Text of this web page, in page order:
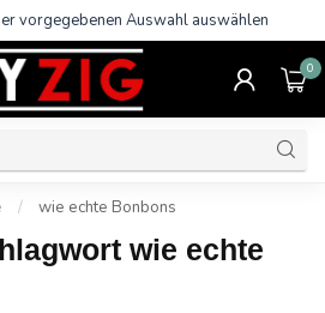
vorgegebenen Auswahl auswählen
0
/ wie echte Bonbons
wie echte